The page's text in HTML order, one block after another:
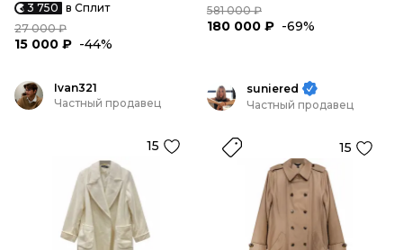
3 750 в Сплит
27 000 ₽
15 000 ₽ -44%
581 000 ₽
180 000 ₽ -69%
Ivan321
Частный продавец
15
suniered
Частный продавец
15